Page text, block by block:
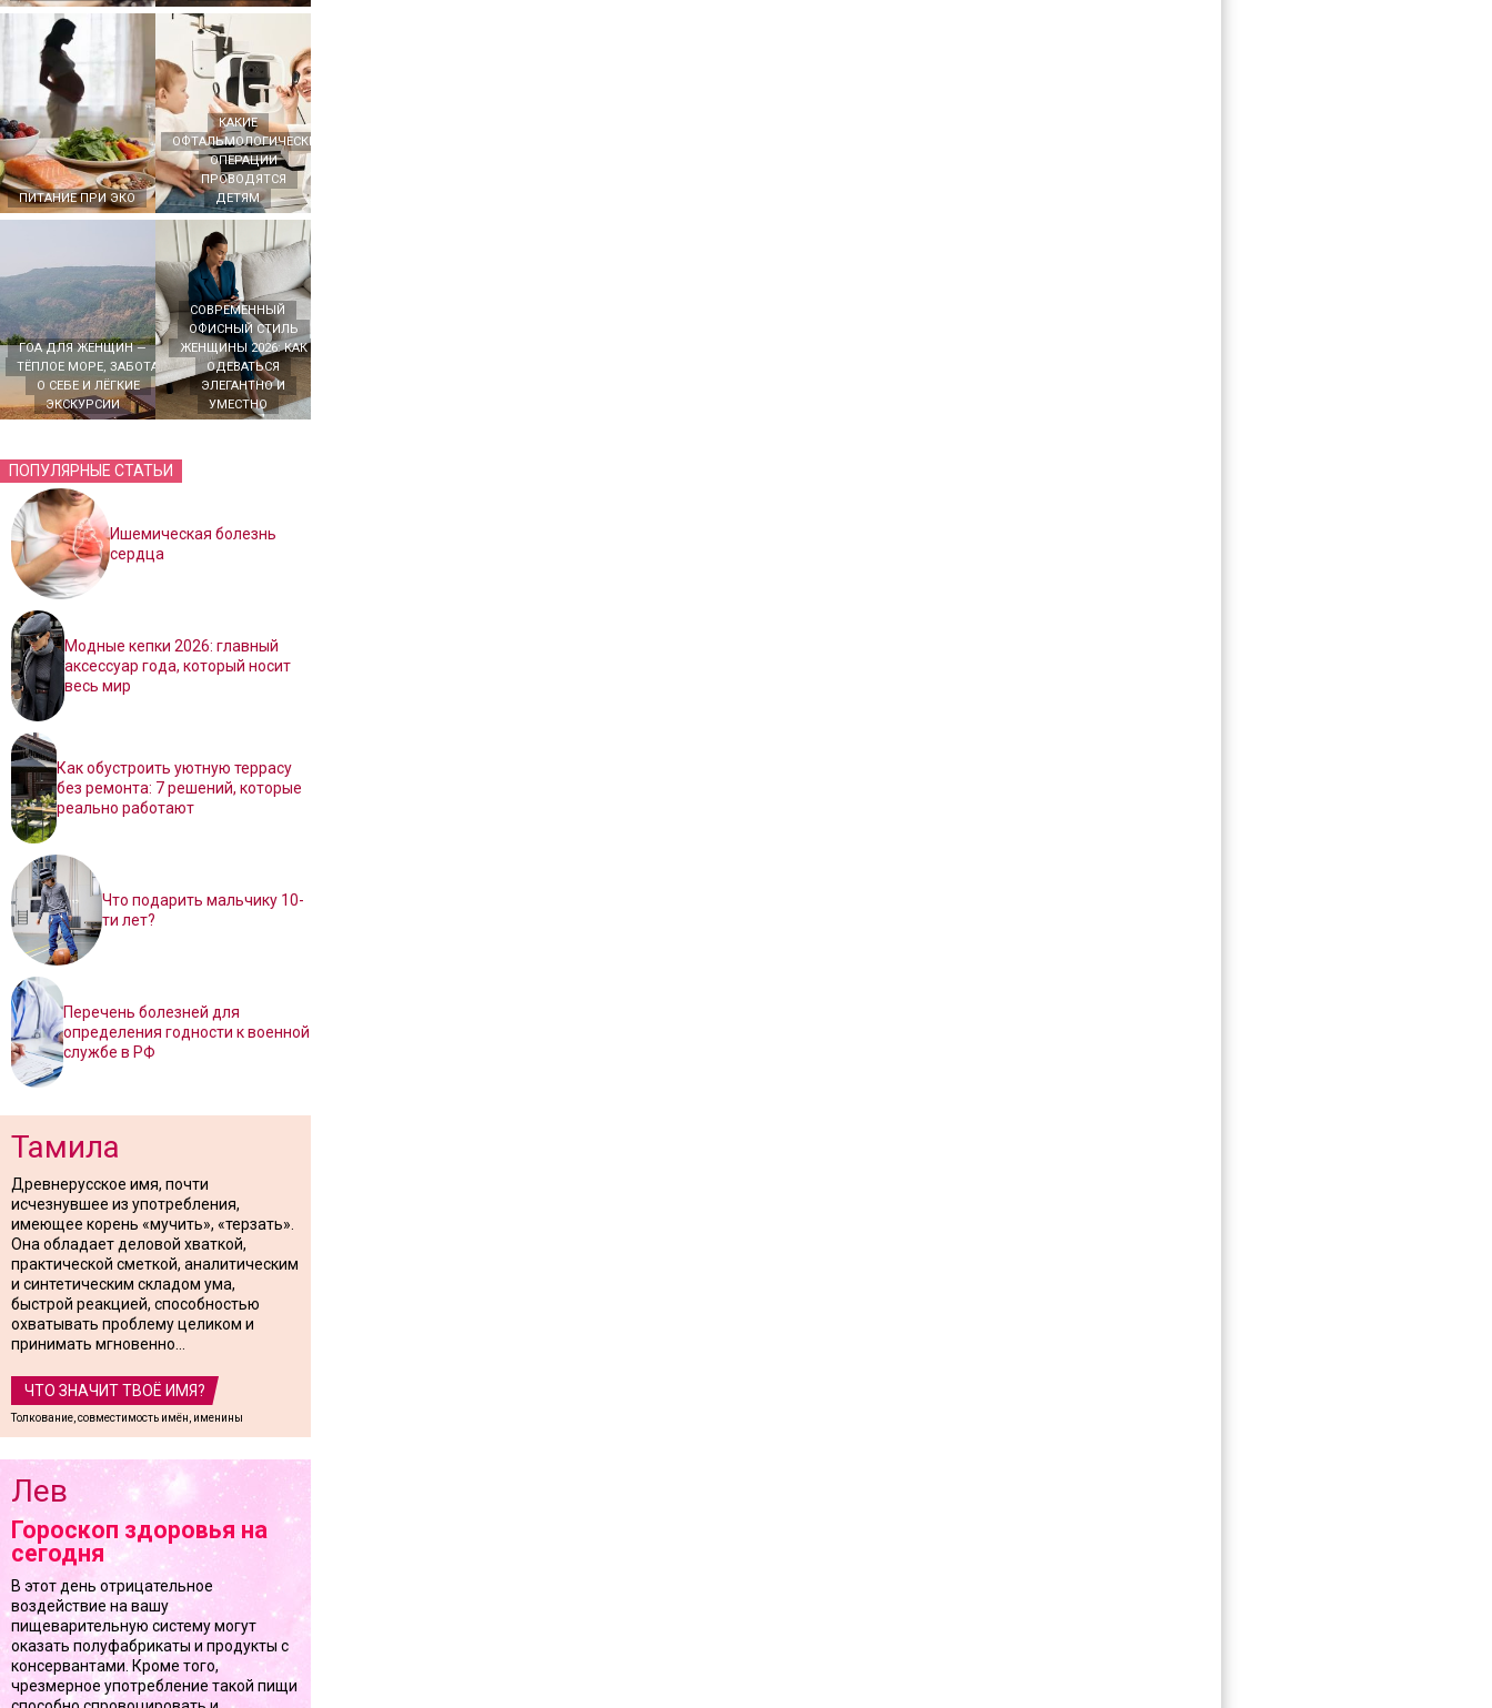
ПИТАНИЕ ПРИ ЭКО
КАКИЕ
ОФТАЛЬМОЛОГИЧЕСКИЕ
ОПЕРАЦИИ
ПРОВОДЯТСЯ
ДЕТЯМ
ГОА ДЛЯ ЖЕНЩИН —
ТЁПЛОЕ МОРЕ, ЗАБОТА
О СЕБЕ И ЛЁГКИЕ
ЭКСКУРСИИ
СОВРЕМЕННЫЙ
ОФИСНЫЙ СТИЛЬ
ЖЕНЩИНЫ 2026: КАК
ОДЕВАТЬСЯ
ЭЛЕГАНТНО И
УМЕСТНО
ПОПУЛЯРНЫЕ СТАТЬИ
Ишемическая болезнь
сердца
Модные кепки 2026: главный
аксессуар года, который носит
весь мир
Как обустроить уютную террасу
без ремонта: 7 решений, которые
реально работают
Что подарить мальчику 10-
ти лет?
Перечень болезней для
определения годности к военной
службе в РФ
Тамила
Древнерусское имя, почти
исчезнувшее из употребления,
имеющее корень «мучить», «терзать».
Она обладает деловой хваткой,
практической сметкой, аналитическим
и синтетическим складом ума,
быстрой реакцией, способностью
охватывать проблему целиком и
принимать мгновенно...
ЧТО ЗНАЧИТ ТВОЁ ИМЯ?
Толкование, совместимость имён, именины
Лев
Гороскоп здоровья на
сегодня
В этот день отрицательное
воздействие на вашу
пищеварительную систему могут
оказать полуфабрикаты и продукты с
консервантами. Кроме того,
чрезмерное употребление такой пищи